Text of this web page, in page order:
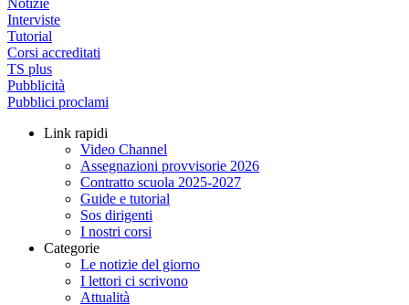
Notizie
Interviste
Tutorial
Corsi accreditati
TS plus
Pubblicità
Pubblici proclami
Link rapidi
Video Channel
Assegnazioni provvisorie 2026
Contratto scuola 2025-2027
Guide e tutorial
Sos dirigenti
I nostri corsi
Categorie
Le notizie del giorno
I lettori ci scrivono
Attualità